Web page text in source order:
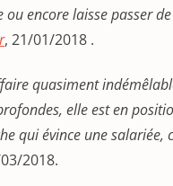
ou encore laisse passer
, 21/01/2018 .
quasiment
elle est en
qui évince une salariée,
2018.